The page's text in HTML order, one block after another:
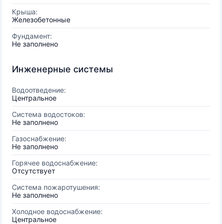
Крыша:
Железобетонные
Фундамент:
Не заполнено
Инженерные системы
Водоотведение:
Центральное
Система водостоков:
Не заполнено
Газоснабжение:
Не заполнено
Горячее водоснабжение:
Отсутствует
Система пожаротушения:
Не заполнено
Холодное водоснабжение:
Центральное